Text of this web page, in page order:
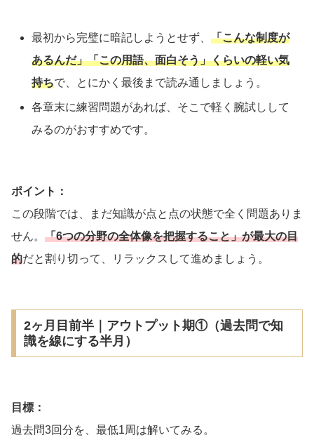
最初から完璧に暗記しようとせず、「こんな制度が
あるんだ」「この用語、面白そう」くらいの軽い気
持ちで、とにかく最後まで読み通しましょう。
各章末に練習問題があれば、そこで軽く腕試しして
みるのがおすすめです。
ポイント：
この段階では、まだ知識が点と点の状態で全く問題ありま
せん。 「6つの分野の全体像を把握すること」が最大の目
的だと割り切って、リラックスして進めましょう。
2ヶ月目前半｜アウトプット期①（過去問で知
識を線にする半月）
目標：
過去問3回分を、最低1周は解いてみる。